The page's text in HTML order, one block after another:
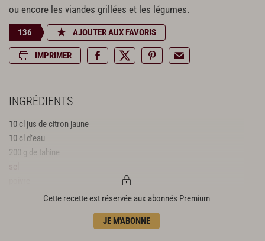
ou encore les viandes grillées et les légumes.
136 AJOUTER AUX FAVORIS
IMPRIMER
INGRÉDIENTS
10 cl jus de citron jaune
10 cl d’eau
200 g de tahine
Cette recette est réservée aux abonnés Premium
JE M'ABONNE